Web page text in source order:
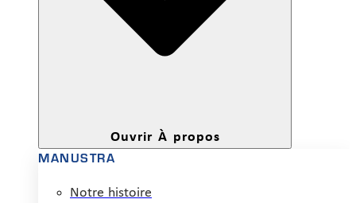
Ouvrir À propos
MANUSTRA
Notre histoire